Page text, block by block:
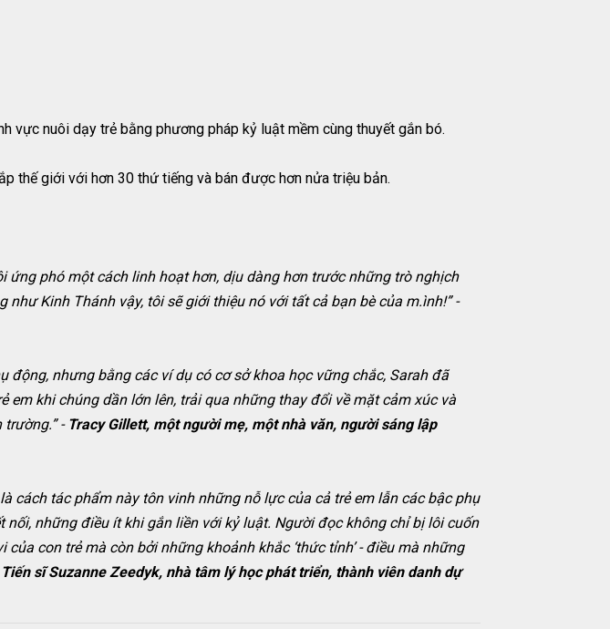
vực nuôi dạy trẻ bằng phương pháp kỷ luật mềm cùng thuyết gắn bó.
thế giới với hơn 30 thứ tiếng và bán được hơn nửa triệu bản.
ứng phó một cách linh hoạt hơn, dịu dàng hơn trước những trò nghịch
Kinh Thánh vậy, tôi sẽ giới thiệu nó với tất cả bạn bè của m.ình!” -
nhưng bằng các ví dụ có cơ sở khoa học vững chắc, Sarah đã
khi chúng dần lớn lên, trải qua những thay đổi về mặt cảm xúc và
- Tracy Gillett, một người mẹ, một nhà văn, người sáng lập
cách tác phẩm này tôn vinh những nỗ lực của cả trẻ em lẫn các bậc phụ
những điều ít khi gắn liền với kỷ luật. Người đọc không chỉ bị lôi cuốn
con trẻ mà còn bởi những khoảnh khắc ‘thức tỉnh’ - điều mà những
Tiến sĩ Suzanne Zeedyk, nhà tâm lý học phát triển, thành viên danh dự